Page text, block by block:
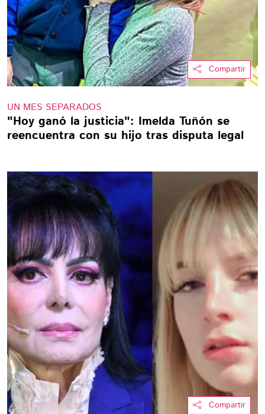
Compartir
UN MES SEPARADOS
"Hoy ganó la justicia": Imelda Tuñón se
reencuentra con su hijo tras disputa legal
Compartir